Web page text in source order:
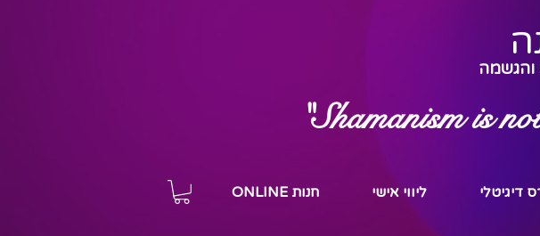
והגשמה
"Shamanism is
דיגיטלי ליווי אישי חנות ONLINE